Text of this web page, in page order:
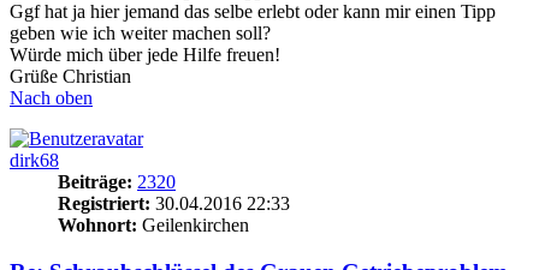
Ggf hat ja hier jemand das selbe erlebt oder kann mir einen Tipp
geben wie ich weiter machen soll?
Würde mich über jede Hilfe freuen!
Grüße Christian
Nach oben
dirk68
Beiträge: 2320
Registriert: 30.04.2016 22:33
Wohnort: Geilenkirchen